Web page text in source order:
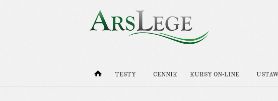
TESTY CENNIK KURSY ON-LINE